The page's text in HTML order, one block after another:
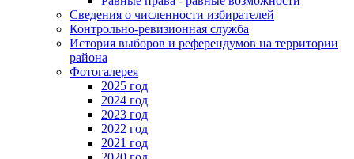
Сведения о численности избирателей
Контрольно-ревизионная служба
История выборов и референдумов на территории
района
Фотогалерея
2025 год
2024 год
2023 год
2022 год
2021 год